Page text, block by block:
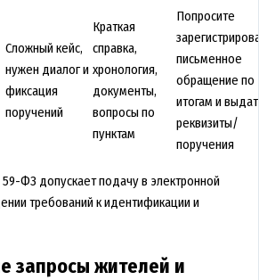
Сложный кейс,
нужен диалог и
фиксация
поручений
Краткая
справка,
хронология,
документы,
вопросы по
пунктам
Попросите
письменное
обращение по
итогам и
реквизиты/
поручения
59-ФЗ допускает подачу в электронной
требований к идентификации и
запросы жителей и